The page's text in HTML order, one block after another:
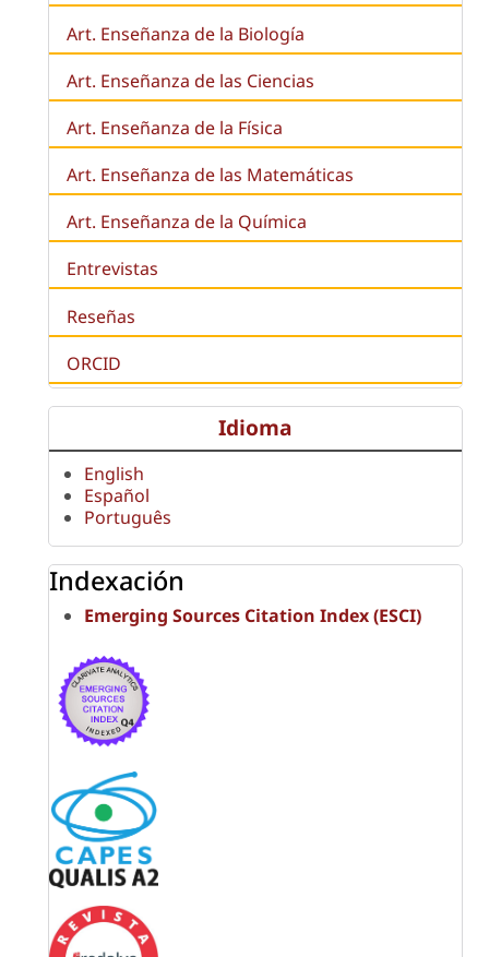
Art. Enseñanza de la Biología
Art. Enseñanza de las Ciencias
Art. Enseñanza de la Física
Art. Enseñanza de las Matemáticas
Art. Enseñanza de la Química
Entrevistas
Reseñas
ORCID
Idioma
English
Español
Português
Indexación
Emerging Sources Citation Index (ESCI)